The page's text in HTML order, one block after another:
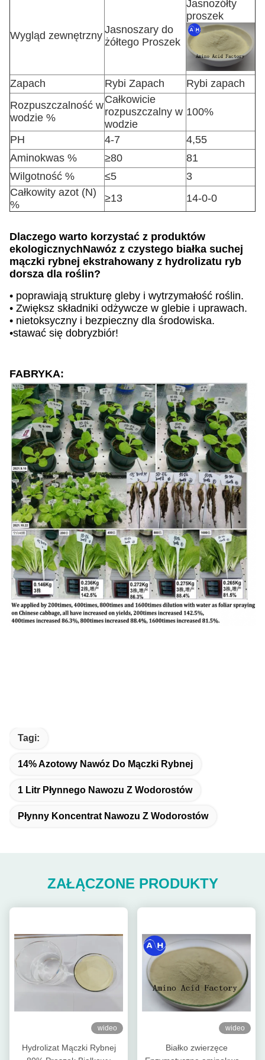
Wygląd zewnętrzny Jasnoszary do
żółtego Proszek
Jasnożółty
proszek
Zapach Rybi Zapach
Rybi zapach
Rozpuszczalność w
wodzie %
Całkowicie
rozpuszczalny w
wodzie
100%
PH 4-7
4,55
Aminokwas %
≥80
81
Wilgotność %
≤5
3
Całkowity azot (N)
%
≥13 14-0-0
Dlaczego warto korzystać z produktów
ekologicznychNawóz z czystego białka suchej
mączki rybnej ekstrahowany z hydrolizatu ryb
dorsza dla roślin?
• poprawiają strukturę gleby i wytrzymałość roślin.
• Zwiększ składniki odżywcze w glebie i uprawach.
• nietoksyczny i bezpieczny dla środowiska.
•stawać się dobryzbiór!
FABRYKA:
Tagi:
14% Azotowy Nawóz Do Mączki Rybnej
1 Litr Płynnego Nawozu Z Wodorostów
Płynny Koncentrat Nawozu Z Wodorostów
ZAŁĄCZONE PRODUKTY
wideo
Hydrolizat Mączki Rybnej
wideo
Białko zwierzęce